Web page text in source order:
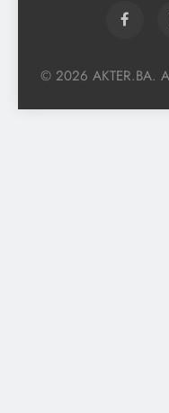
© 2026 AKTER.BA.